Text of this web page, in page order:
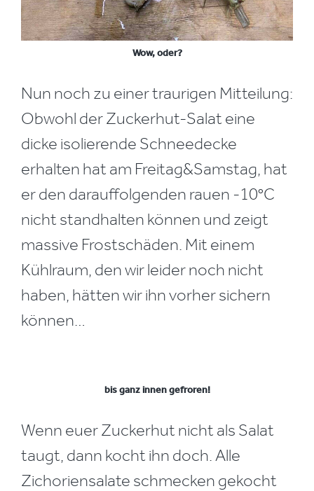
Wow, oder?
Nun noch zu einer traurigen Mitteilung:
Obwohl der Zuckerhut-Salat eine
dicke isolierende Schneedecke
erhalten hat am Freitag&Samstag, hat
er den darauffolgenden rauen -10°C
nicht standhalten können und zeigt
massive Frostschäden. Mit einem
Kühlraum, den wir leider noch nicht
haben, hätten wir ihn vorher sichern
können…
bis ganz innen gefroren!
Wenn euer Zuckerhut nicht als Salat
taugt, dann kocht ihn doch. Alle
Zichoriensalate schmecken gekocht